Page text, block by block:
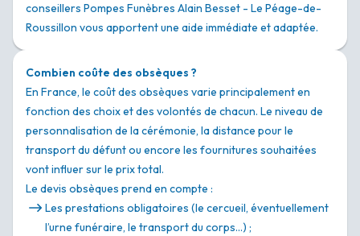
conseillers Pompes Funèbres Alain Besset - Le Péage-de-
Roussillon vous apportent une aide immédiate et adaptée.
Combien coûte des obsèques ?
En France, le coût des obsèques varie principalement en
fonction des choix et des volontés de chacun. Le niveau de
personnalisation de la cérémonie, la distance pour le
transport du défunt ou encore les fournitures souhaitées
vont influer sur le prix total.
Le devis obsèques prend en compte :
Les prestations obligatoires (le cercueil, éventuellement
l’urne funéraire, le transport du corps…) ;